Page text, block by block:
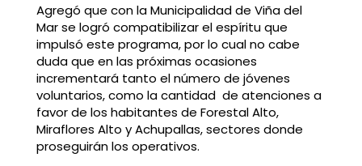
Agregó que con la Municipalidad de Viña del
Mar se logró compatibilizar el espíritu que
impulsó este programa, por lo cual no cabe
duda que en las próximas ocasiones
incrementará tanto el número de jóvenes
voluntarios, como la cantidad de atenciones a
favor de los habitantes de Forestal Alto,
Miraflores Alto y Achupallas, sectores donde
proseguirán los operativos.